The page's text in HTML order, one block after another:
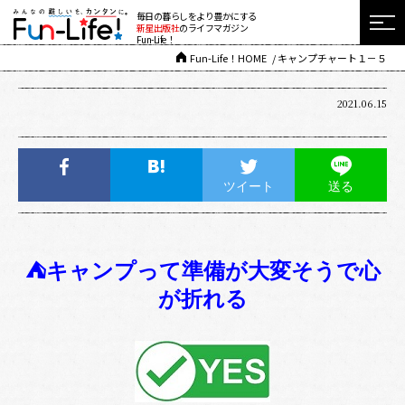
毎日の暮らしをより豊かにする
新星出版社のライフマガジン
Fun-Life！
Fun-Life！HOME キャンプチャート１－５
2021.06.15
ツイート 送る
⛺キャンプって準備が大変そうで心
が折れる